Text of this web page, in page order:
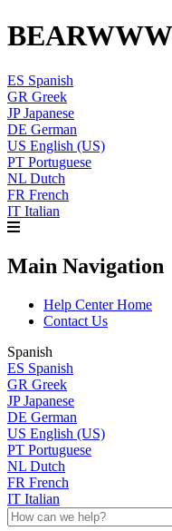
ES Spanish
GR Greek
JP Japanese
DE German
US English (US)
PT Portuguese
NL Dutch
FR French
IT Italian
Main Navigation
Help Center Home
Contact Us
Spanish
ES Spanish
GR Greek
JP Japanese
DE German
US English (US)
PT Portuguese
NL Dutch
FR French
IT Italian